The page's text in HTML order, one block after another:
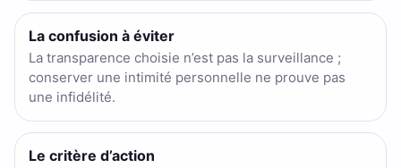
La confusion à éviter
La transparence choisie n’est pas la surveillance ;
conserver une intimité personnelle ne prouve pas
une infidélité.
Le critère d’action